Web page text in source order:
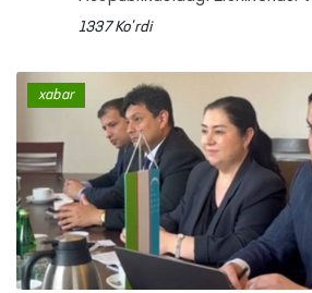
Polshada vaqtincha mehnat
1337 Ko'rdi
xabar